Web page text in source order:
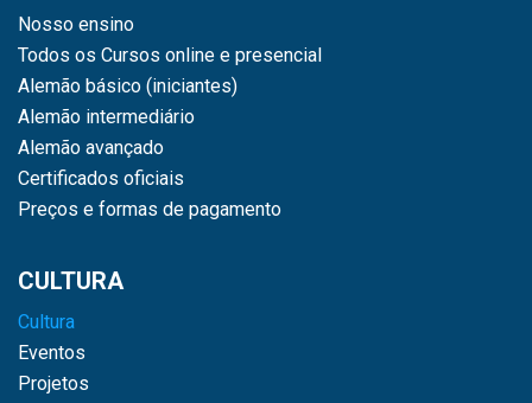
Nosso ensino
Todos os Cursos online e presencial
Alemão básico (iniciantes)
Alemão intermediário
Alemão avançado
Certificados oficiais
Preços e formas de pagamento
CULTURA
Cultura
Eventos
Projetos